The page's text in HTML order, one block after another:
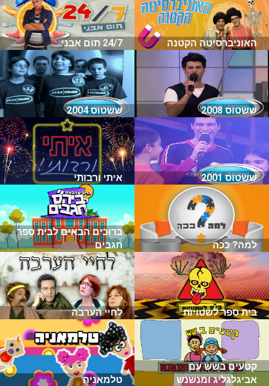
האוניברסיטה הקטנה 24/7 תום אבני
ששטוס 2008 ששטוס 2004
ששטוס 2001 איתי ורבותי
למה? ככה
ברוכים הבאים לבית ספר
חגבים
בית ספר לשטויות לחיי הערבה
קטעים בשש עם
אביגלגליג ומנשנש
טלמאניה